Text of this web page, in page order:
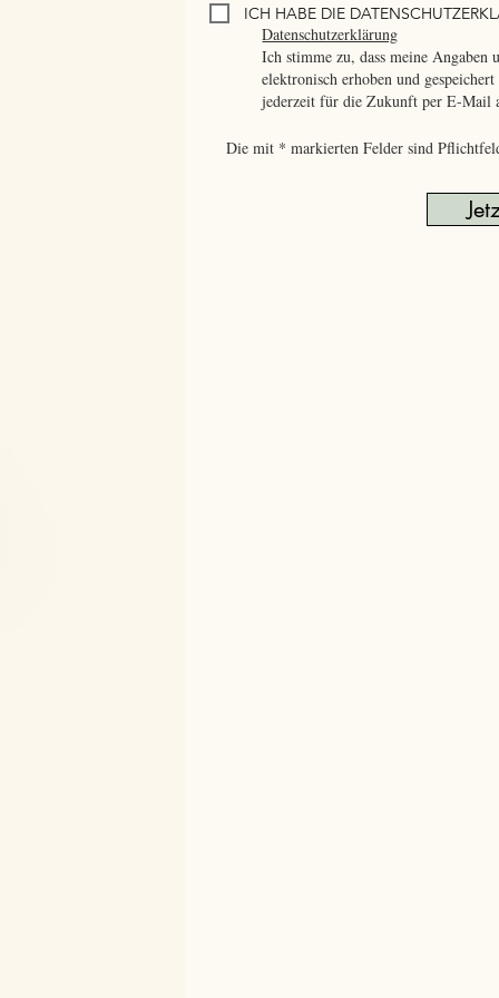
ICH HABE DIE
Datenschutzerklärung
Ich stimme zu, dass meine
elektronisch erhoben und
jederzeit für die Zukunft per E-Mail
Die mit * markierten Felder sind